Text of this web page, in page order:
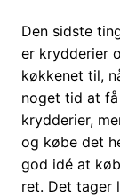
Den sidste
er krydderier
køkkenet til,
noget tid at
krydderier,
og købe det
god idé at
ret. Det tager